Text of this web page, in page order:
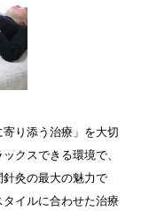
り添う治療」を大切
クスできる環境で、
灸の最大の魅力で
イルに合わせた治療